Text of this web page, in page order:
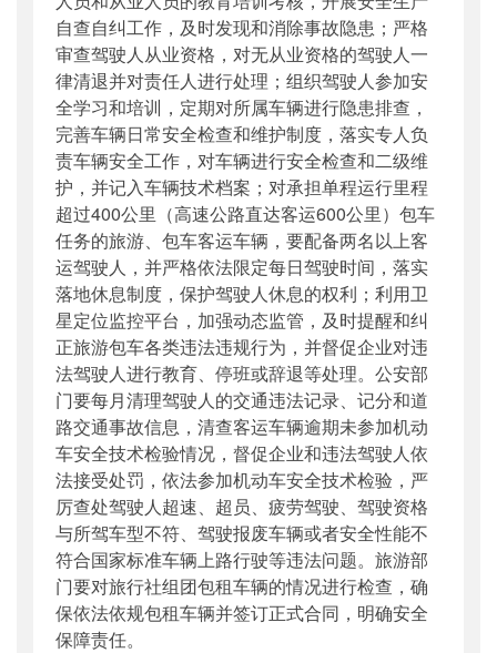
自查自纠工作，及时发现和消除事故隐患；严格
审查驾驶人从业资格，对无从业资格的驾驶人一
律清退并对责任人进行处理；组织驾驶人参加安
全学习和培训，定期对所属车辆进行隐患排查，
完善车辆日常安全检查和维护制度，落实专人负
责车辆安全工作，对车辆进行安全检查和二级维
护，并记入车辆技术档案；对承担单程运行里程
超过400公里（高速公路直达客运600公里）包车
任务的旅游、包车客运车辆，要配备两名以上客
运驾驶人，并严格依法限定每日驾驶时间，落实
落地休息制度，保护驾驶人休息的权利；利用卫
星定位监控平台，加强动态监管，及时提醒和纠
正旅游包车各类违法违规行为，并督促企业对违
法驾驶人进行教育、停班或辞退等处理。公安部
门要每月清理驾驶人的交通违法记录、记分和道
路交通事故信息，清查客运车辆逾期未参加机动
车安全技术检验情况，督促企业和违法驾驶人依
法接受处罚，依法参加机动车安全技术检验，严
厉查处驾驶人超速、超员、疲劳驾驶、驾驶资格
与所驾车型不符、驾驶报废车辆或者安全性能不
符合国家标准车辆上路行驶等违法问题。旅游部
门要对旅行社组团包租车辆的情况进行检查，确
保依法依规包租车辆并签订正式合同，明确安全
保障责任。